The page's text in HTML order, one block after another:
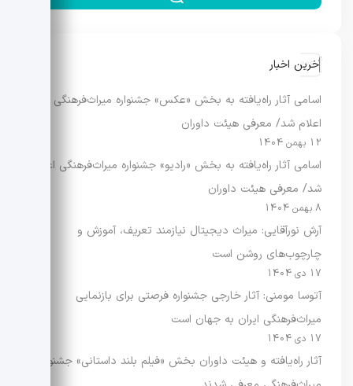
آخرین اخبار
اسامی آثار راه‌یافته به بخش «عکس» جشنواره میراث‌فرهنگی
اعلام شد/ معرفی هیئت داوران
12 بهمن 1404
اسامی آثار راه‌یافته به بخش «رادیو» جشنواره میراث‌فرهنگی اعلام
شد/ معرفی هیئت داوران
8 بهمن 1404
آرش نورآقایی: میراث دیجیتال نیازمند تعریف، آموزش و
چارچوب‌های روشن است
17 دی 1404
آتوسا مومنی: آثار خارجی جشنواره فرصتی برای بازنمایی
میراث‌فرهنگی ایران به جهان است
17 دی 1404
آثار راه‌یافته و هیئت داوران بخش «فیلم بلند داستانی» جشنواره